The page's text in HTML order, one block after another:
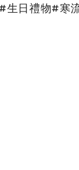
日禮物#寒